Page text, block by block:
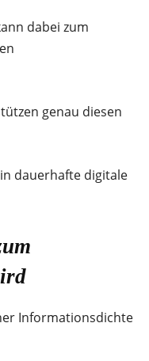
dabei zum
genau diesen
dauerhafte digitale
Informationsdichte